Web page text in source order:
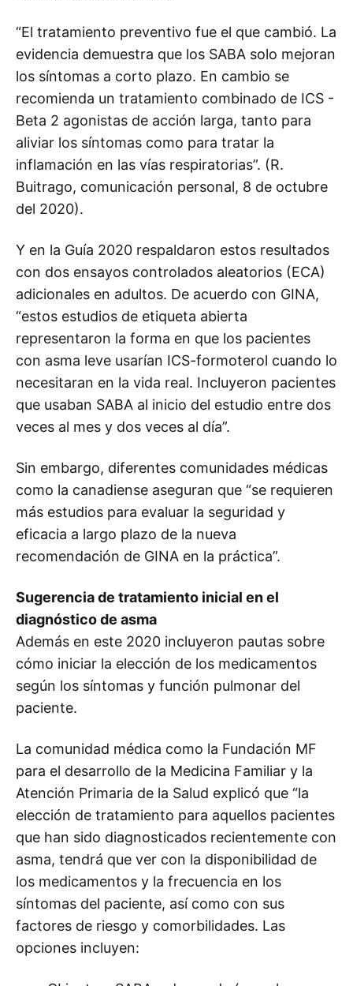
“El tratamiento preventivo fue el que cambió. La
evidencia demuestra que los SABA solo mejoran
los síntomas a corto plazo. En cambio se
recomienda un tratamiento combinado de ICS -
Beta 2 agonistas de acción larga, tanto para
aliviar los síntomas como para tratar la
inflamación en las vías respiratorias”. (R.
Buitrago, comunicación personal, 8 de octubre
del 2020).
Y en la Guía 2020 respaldaron estos resultados
con dos ensayos controlados aleatorios (ECA)
adicionales en adultos. De acuerdo con GINA,
“estos estudios de etiqueta abierta
representaron la forma en que los pacientes
con asma leve usarían ICS-formoterol cuando lo
necesitaran en la vida real. Incluyeron pacientes
que usaban SABA al inicio del estudio entre dos
veces al mes y dos veces al día”.
Sin embargo, diferentes comunidades médicas
como la canadiense aseguran que “se requieren
más estudios para evaluar la seguridad y
eficacia a largo plazo de la nueva
recomendación de GINA en la práctica”.
Sugerencia de tratamiento inicial en el
diagnóstico de asma
Además en este 2020 incluyeron pautas sobre
cómo iniciar la elección de los medicamentos
según los síntomas y función pulmonar del
paciente.
La comunidad médica como la Fundación MF
para el desarrollo de la Medicina Familiar y la
Atención Primaria de la Salud explicó que “la
elección de tratamiento para aquellos pacientes
que han sido diagnosticados recientemente con
asma, tendrá que ver con la disponibilidad de
los medicamentos y la frecuencia en los
síntomas del paciente, así como con sus
factores de riesgo y comorbilidades. Las
opciones incluyen: